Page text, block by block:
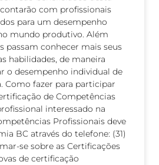
com profissionais
para um desempenho
mundo produtivo. Além
passam conhecer mais seus
habilidades, de maneira
o desempenho individual de
Como fazer para participar
de Competências
interessado na
Profissionais deve
BC através do telefone: (31)
se sobre as Certificações
de certificação